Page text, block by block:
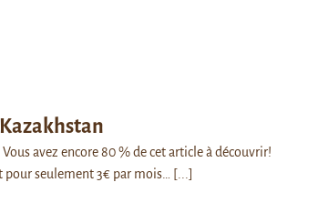
Vous avez encore 80 % de cet article à découvrir!
seulement 3€ par mois…
[...]